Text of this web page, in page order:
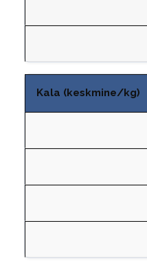
Kala (keskmine/kg)